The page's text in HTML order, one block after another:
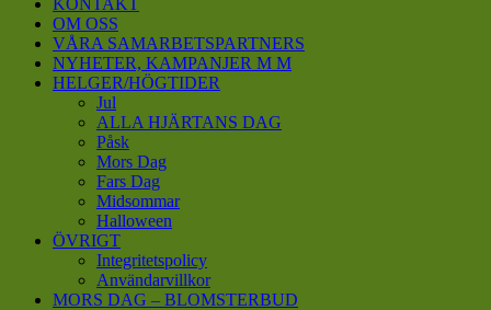
KONTAKT
OM OSS
VÅRA SAMARBETSPARTNERS
NYHETER, KAMPANJER M M
HELGER/HÖGTIDER
Jul
ALLA HJÄRTANS DAG
Påsk
Mors Dag
Fars Dag
Midsommar
Halloween
ÖVRIGT
Integritetspolicy
Användarvillkor
MORS DAG – BLOMSTERBUD